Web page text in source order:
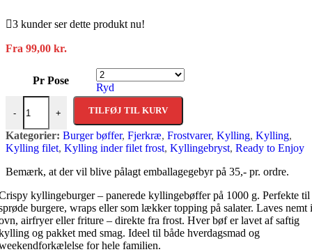
3 kunder ser dette produkt nu!
Fra 99,00 kr.
Pr Pose
Ryd
-
Crispy Kyllingeburger 1000 g – Sprøde kyllingebøffer til burger antal
+ TILFØJ TIL KURV
Kategorier: Burger bøffer, Fjerkræ, Frostvarer, Kylling, Kylling,
Kylling filet, Kylling inder filet frost, Kyllingebryst, Ready to Enjoy
Bemærk, at der vil blive pålagt emballagegebyr på 35,- pr. ordre.
kyllingeburger – panerede kyllingebøffer på 1000 g. Perfekte til
burgere, wraps eller som lækker topping på salater. Laves nemt i
airfryer eller friture – direkte fra frost. Hver bøf er lavet af saftig
og pakket med smag. Ideel til både hverdagsmad og
for hele familien.